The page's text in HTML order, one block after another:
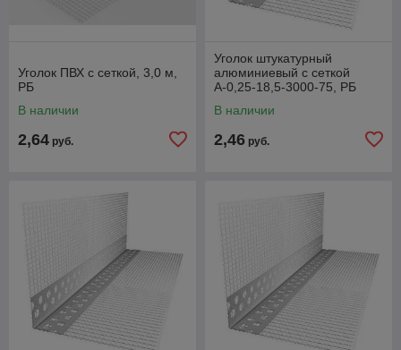
Уголок ПВХ с сеткой, 3,0 м,
РБ
В наличии
2,64 руб.
Уголок штукатурный
алюминиевый с сеткой
А-0,25-18,5-3000-75, РБ
В наличии
2,46 руб.